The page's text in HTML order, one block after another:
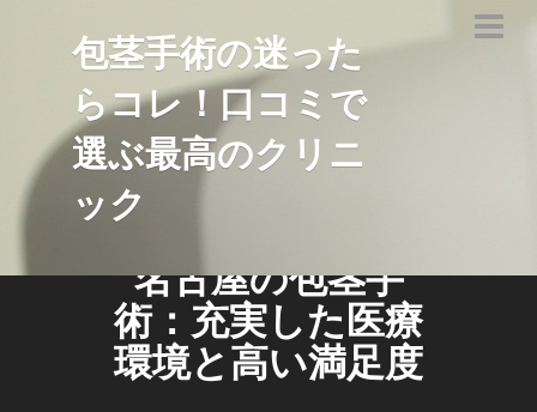
包茎手術の迷った
らコレ！口コミで
選ぶ最高のクリニ
ック
名古屋の包茎手
術：充実した医療
環境と高い満足度